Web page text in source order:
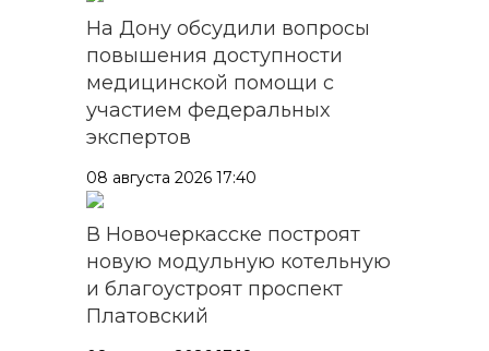
На Дону обсудили вопросы
повышения доступности
медицинской помощи с
участием федеральных
экспертов
08 августа 2026 17:40
В Новочеркасске построят
новую модульную котельную
и благоустроят проспект
Платовский